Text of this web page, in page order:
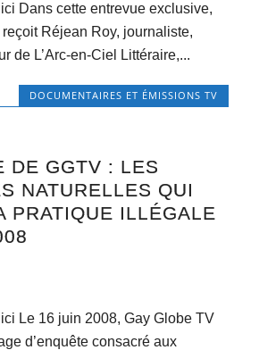
Dans cette entrevue exclusive,
Réjean Roy, journaliste,
de L’Arc-en-Ciel Littéraire,...
DOCUMENTAIRES ET ÉMISSIONS TV
DE GGTV : LES
NATURELLES QUI
PRATIQUE ILLÉGALE
Le 16 juin 2008, Gay Globe TV
d’enquête consacré aux